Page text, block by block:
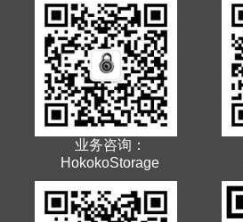
业务咨询：
HokokoStorage